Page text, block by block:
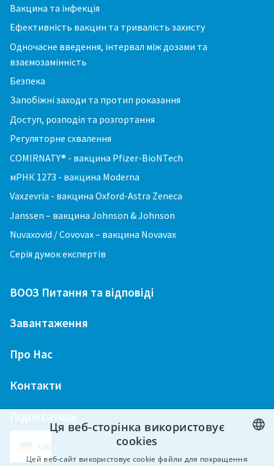
Вакцина та інфекція
Ефективність вакцин та тривалість захисту
Одночасне введення, інтервал між дозами та
взаємозамінність
Безпека
Запобіжні заходи та протип роказання
Доступ, розподіл та розгортання
Регуляторне схвалення
COMIRNATY® - вакцина Pfizer-BioNTech
мРНК 1273 - вакцина Moderna
Vaxzevria - вакцина Oxford-Astra Zeneca
Janssen – вакцина Johnson & Johnson
Nuvaxovid / Covovax – вакцина Novavax
Серія думок експертів
ВООЗ Питання та відповіді
Завантаження
Про Hac
Контакти
Підписатись
UK
ENGLISH
Ця веб-сторінка використовує
cookies
Цей веб-сайт використовує cookie файли для покращення